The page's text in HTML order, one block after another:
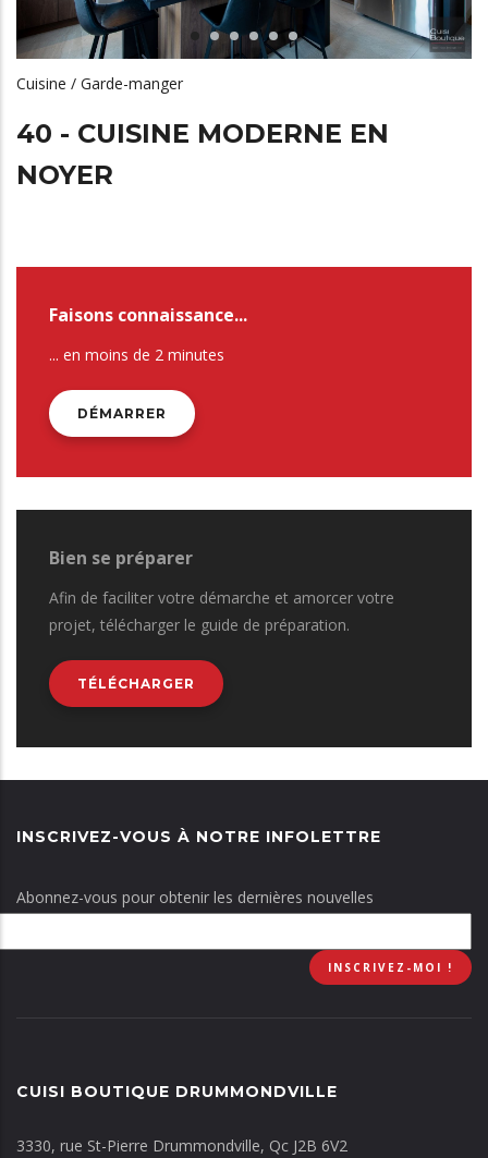
Cuisine / Garde-manger
40 - CUISINE MODERNE EN
NOYER
Faisons connaissance...
... en moins de 2 minutes
DÉMARRER
Bien se préparer
Afin de faciliter votre démarche et amorcer votre
projet, télécharger le guide de préparation.
TÉLÉCHARGER
INSCRIVEZ-VOUS À NOTRE INFOLETTRE
Abonnez-vous pour obtenir les dernières nouvelles
CUISI BOUTIQUE DRUMMONDVILLE
3330, rue St-Pierre Drummondville, Qc J2B 6V2